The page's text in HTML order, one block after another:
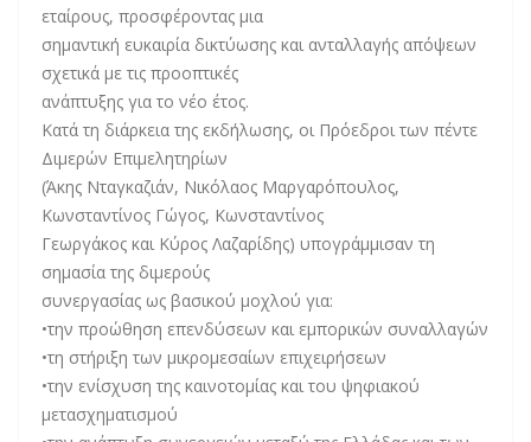
εταίρους, προσφέροντας μια
σημαντική ευκαιρία δικτύωσης και ανταλλαγής απόψεων
σχετικά με τις προοπτικές
ανάπτυξης για το νέο έτος.
Κατά τη διάρκεια της εκδήλωσης, οι Πρόεδροι των πέντε
Διμερών Επιμελητηρίων
(Άκης Νταγκαζιάν, Νικόλαος Μαργαρόπουλος,
Κωνσταντίνος Γώγος, Κωνσταντίνος
Γεωργάκος και Κύρος Λαζαρίδης) υπογράμμισαν τη
σημασία της διμερούς
συνεργασίας ως βασικού μοχλού για:
•την προώθηση επενδύσεων και εμπορικών συναλλαγών
•τη στήριξη των μικρομεσαίων επιχειρήσεων
•την ενίσχυση της καινοτομίας και του ψηφιακού
μετασχηματισμού